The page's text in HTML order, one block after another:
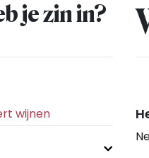
je zin in?